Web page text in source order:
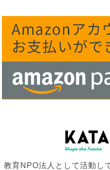
教育NPO法人として活動し